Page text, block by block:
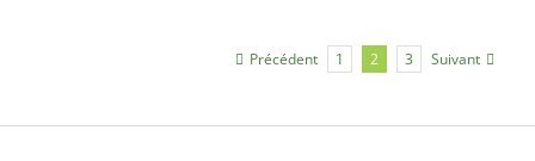
Précédent 1 2 3 Suivant